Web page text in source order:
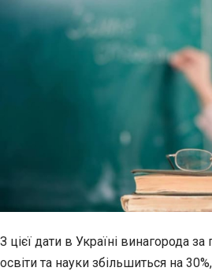
З цієї дати в Україні винагорода
освіти та науки збільшиться на